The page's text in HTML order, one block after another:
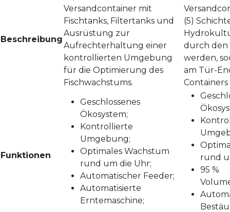
Beschreibung
Versandcontainer mit
Fischtanks, Filtertanks und
Ausrüstung zur
Aufrechterhaltung einer
kontrollierten Umgebung
für die Optimierung des
Fischwachstums.
(5)
durch den
werden,
am Tür-
Funktionen
Geschlossenes
Ökosystem;
Kontrollierte
Umgebung;
Optimales Wachstum
rund um die Uhr;
Automatischer Feeder;
Automatisierte
Erntemaschine;
rund
95 %